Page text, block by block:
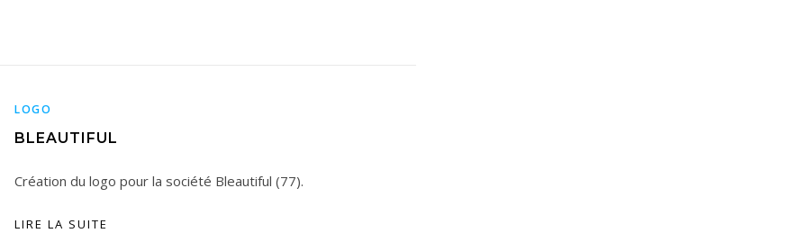
LOGO
BLEAUTIFUL
Création du logo pour la société Bleautiful (77).
LIRE LA SUITE